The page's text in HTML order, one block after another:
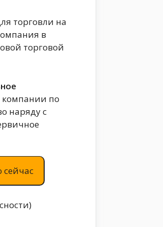
торговли на
в
торговой
компании по
наряду с
сейчас